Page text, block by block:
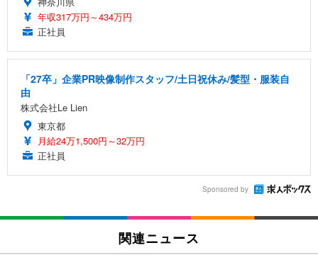
年収317万円～434万円
正社員
「27卒」企業PR映像制作スタッフ/土日祝休み/髪型・服装自
由
株式会社Le Lien
東京都
月給24万1,500円～32万円
正社員
Sponsored by
関連ニュース